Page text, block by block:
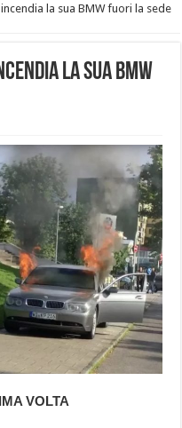
la sua BMW fuori la sede
la sua BMW
VOLTA